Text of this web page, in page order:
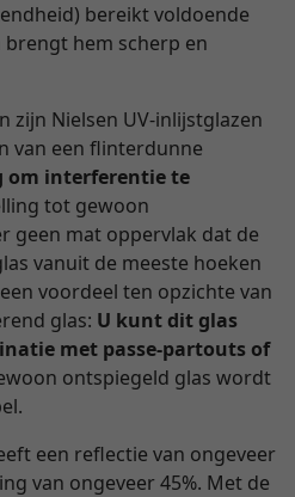
bereikt voldoende
hem scherp en
zijn Nielsen UV-inlijstglazen
van een flinterdunne
om interferentie te
tot gewoon
geen mat oppervlak dat de
vanuit de meeste hoeken
voordeel ten opzichte van
glas: U kunt dit glas
met passe-partouts of
ontspiegeld glas wordt
een reflectie van ongeveer
van ongeveer 45%. Met de